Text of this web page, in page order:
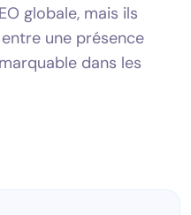
globale, mais ils
une présence
dans les